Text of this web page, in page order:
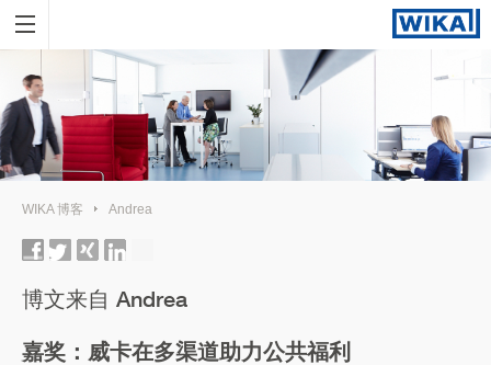
WIKA 博客 Andrea
博文来自 Andrea
嘉奖：威卡在多渠道助力公共福利